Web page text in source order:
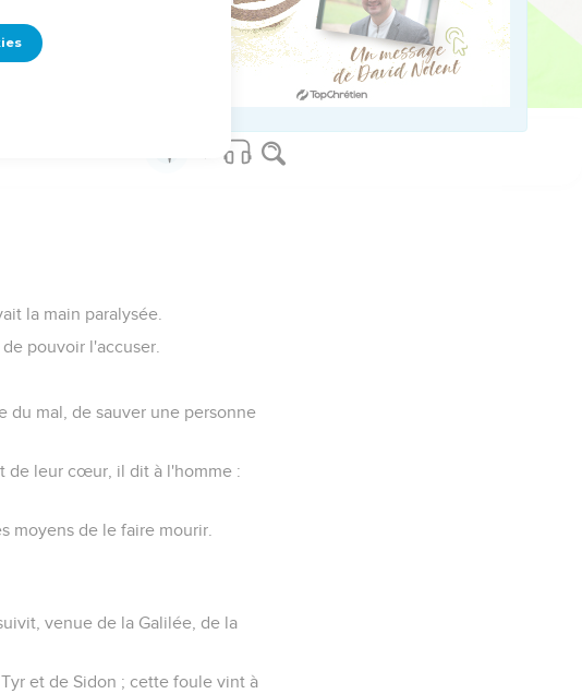
! »
sabbat,
la main paralysée.
pouvoir l'accuser.
du mal, de sauver une personne
de leur cœur, il dit à l'homme :
moyens de le faire mourir.
venue de la Galilée, de la
et de Sidon ; cette foule vint à